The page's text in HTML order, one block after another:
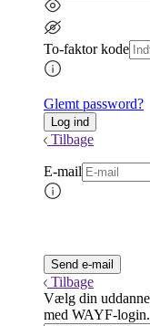
To-faktor kode
Glemt password?
Tilbage
E-mail
Tilbage
Vælg din
med WAYF-login.